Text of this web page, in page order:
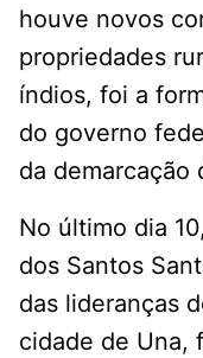
houve novos
propriedades
índios, foi a
do governo
da demarcação
No último dia
dos Santos
das lideranças
cidade de Una,